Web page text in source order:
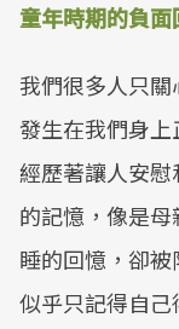
童年時期的負面
我們很多人只
發生在我們身
經歷著讓人安
的記憶，像是
睡的回憶，卻
似乎只記得自